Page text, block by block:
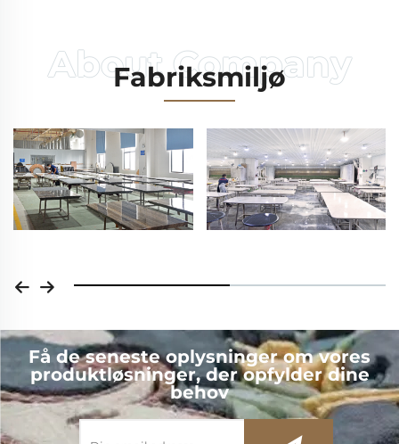
Fabriksmiljø
Få de seneste oplysninger om vores
produktløsninger, der opfylder dine
behov